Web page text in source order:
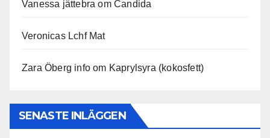
Vanessa jättebra om Candida
Veronicas Lchf Mat
Zara Öberg info om Kaprylsyra (kokosfett)
SENASTE INLÄGGEN